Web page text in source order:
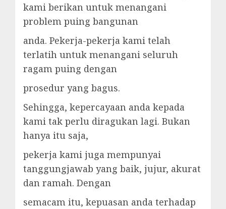
kami berikan untuk menangani
problem puing bangunan
anda. Pekerja-pekerja kami telah
terlatih untuk menangani seluruh
ragam puing dengan
prosedur yang bagus.
Sehingga, kepercayaan anda kepada
kami tak perlu diragukan lagi. Bukan
hanya itu saja,
pekerja kami juga mempunyai
tanggungjawab yang baik, jujur, akurat
dan ramah. Dengan
semacam itu, kepuasan anda terhadap